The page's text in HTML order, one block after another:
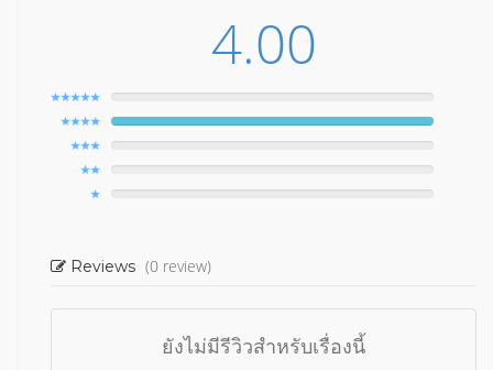
4.00
Reviews (0 review)
ยังไม่มีรีวิวสำหรับเรื่องนี้